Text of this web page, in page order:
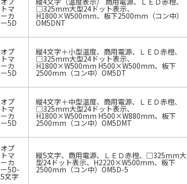
トマ
ーカ
ー5D
□325mm大型24ドット表示、
H1800×W500mm、板下2500mm（コン中）
OM5DNT
オプ
トマ
ーカ
ー5D
縦4文字＋小型温度、商用電源、ＬＥＤ赤橙、
□325mm大型24ドット表示、
H1800×W500mm H500×W500mm、板下
2500mm（コン中）OM5DT
オプ
トマ
ーカ
ー5D
縦4文字＋中型温度、商用電源、ＬＥＤ赤橙、
□325mm大型24ドット表示、
H1800×W500mm H500×W880mm、板下
2500mm（コン中）OM5DMT
オプ
トマ
ーカ
ー5D-
5文字
縦5文字、商用電源、ＬＥＤ赤橙、□325mm大
型24ドット表示、H2220×W500mm、板下
2500mm（コン中）OM5D-5